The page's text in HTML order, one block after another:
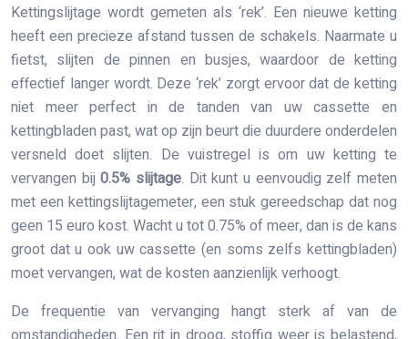
Kettingslijtage wordt gemeten als ‘rek’. Een nieuwe ketting
heeft een precieze afstand tussen de schakels. Naarmate u
fietst, slijten de pinnen en busjes, waardoor de ketting
effectief langer wordt. Deze ‘rek’ zorgt ervoor dat de ketting
niet meer perfect in de tanden van uw cassette en
kettingbladen past, wat op zijn beurt die duurdere onderdelen
versneld doet slijten. De vuistregel is om uw ketting te
vervangen bij0.5% slijtage. Dit kunt u eenvoudig zelf meten
met een kettingslijtagemeter, een stuk gereedschap dat nog
geen 15 euro kost. Wacht u tot 0.75% of meer, dan is de kans
groot dat u ook uw cassette (en soms zelfs kettingbladen)
moet vervangen, wat de kosten aanzienlijk verhoogt.
De frequentie van vervanging hangt sterk af van de